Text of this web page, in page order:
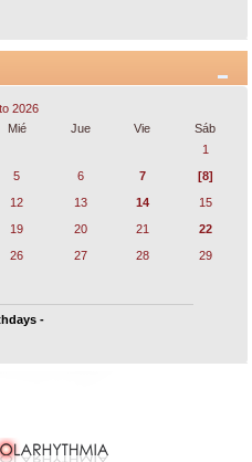
2026
Mié Jue Vie
Sáb
1
5 6 7
[8]
12 13 14
15
19 20 21
22
26 27 28
29
-